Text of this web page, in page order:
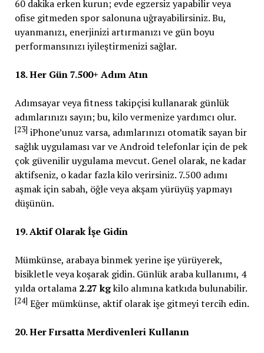
60 dakika erken kurun; evde egzersiz yapabilir veya
ofise gitmeden spor salonuna uğrayabilirsiniz. Bu,
uyanmanızı, enerjinizi artırmanızı ve gün boyu
performansınızı iyileştirmenizi sağlar.
18. Her Gün 7.500+ Adım Atın
Adımsayar veya fitness takipçisi kullanarak günlük
adımlarınızı sayın; bu, kilo vermenize yardımcı olur.
[23] iPhone’unuz varsa, adımlarınızı otomatik sayan bir
sağlık uygulaması var ve Android telefonlar için de pek
çok güvenilir uygulama mevcut. Genel olarak, ne kadar
aktifseniz, o kadar fazla kilo verirsiniz. 7.500 adımı
aşmak için sabah, öğle veya akşam yürüyüş yapmayı
düşünün.
19. Aktif Olarak İşe Gidin
Mümkünse, arabaya binmek yerine işe yürüyerek,
bisikletle veya koşarak gidin. Günlük araba kullanımı, 4
yılda ortalama 2.27 kgkilo alımına katkıda bulunabilir.
[24] Eğer mümkünse, aktif olarak işe gitmeyi tercih edin.
20. Her Fırsatta Merdivenleri Kullanın